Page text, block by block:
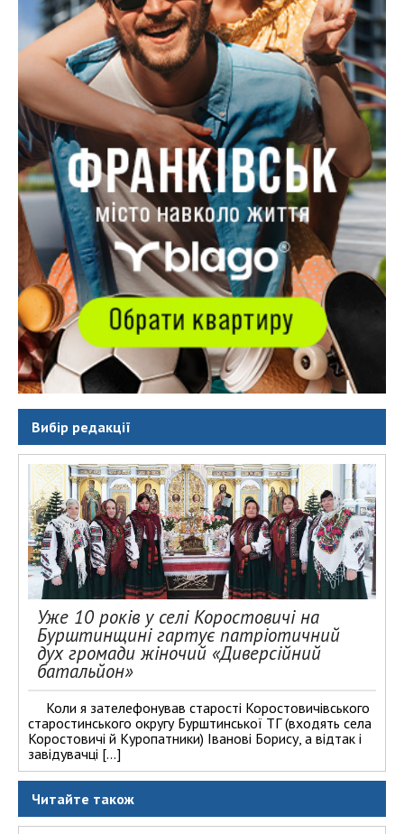
Вибір редакції
Уже 10 років у селі Коростовичі на
Бурштинщині гартує патріотичний
дух громади жіночий «Диверсійний
батальйон»
Коли я зателефонував старості Коростовичівського
старостинського округу Бурштинської ТГ (входять села
Коростовичі й Куропатники) Іванові Борису, а відтак і
завідувачці […]
Читайте також